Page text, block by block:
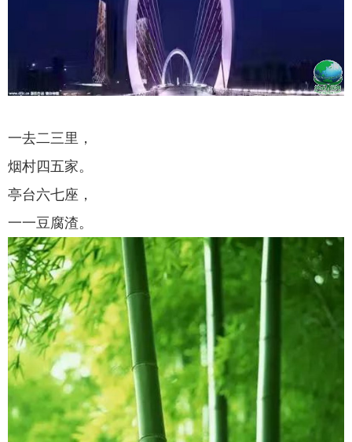
一去二三里，
烟村四五家。
亭台六七座，
一一豆腐渣。